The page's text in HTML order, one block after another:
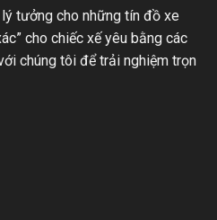
tưởng cho những tín đồ xe
cho chiếc xế yêu bằng các
chúng tôi để trải nghiệm trọn